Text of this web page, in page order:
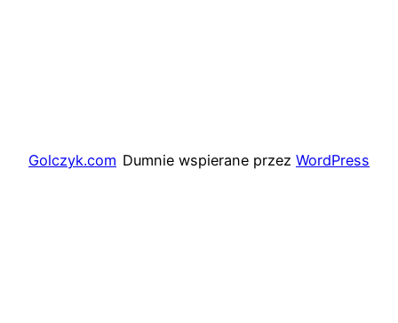
Golczyk.com Dumnie wspierane przez WordPress